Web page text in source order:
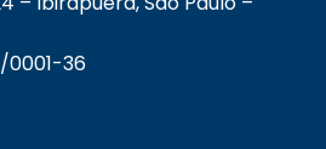
0001-36